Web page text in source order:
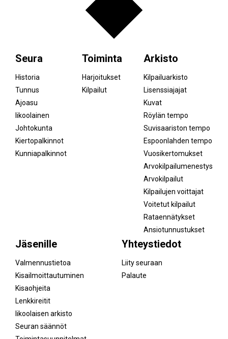
Seura
Historia
Tunnus
Ajoasu
Iikoolainen
Johtokunta
Kiertopalkinnot
Kunniapalkinnot
Toiminta
Harjoitukset
Kilpailut
Arkisto
Kilpailuarkisto
Lisenssiajajat
Kuvat
Röylän tempo
Suvisaariston tempo
Espoonlahden tempo
Vuosikertomukset
Arvokilpailumenestys
Arvokilpailut
Kilpailujen voittajat
Voitetut kilpailut
Rataennätykset
Ansiotunnustukset
Jäsenille
Valmennustietoa
Kisailmoittautuminen
Kisaohjeita
Lenkkireitit
Iikoolaisen arkisto
Seuran säännöt
Yhteystiedot
Liity seuraan
Palaute